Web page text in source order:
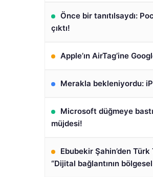
Önce bir tanıtılsaydı:
çıktı!
Apple’ın AirTag’ine
Merakla bekleniyordu:
Microsoft düğmeye
müjdesi!
Ebubekir Şahin’den
“Dijital bağlantının